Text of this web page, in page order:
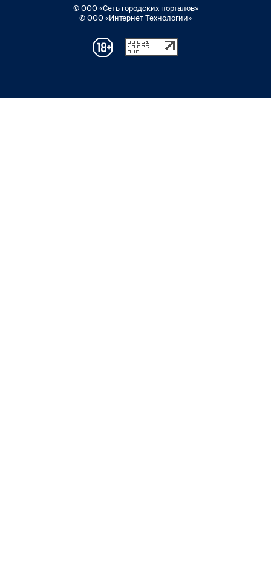
© ООО «Сеть городских порталов»
© ООО «Интернет Технологии»